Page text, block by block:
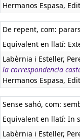
Hermanos Espasa,
De repent, com:
Equivalent en llatí:
Labèrnia i Esteller,
la correspondencia
Hermanos Espasa,
Sense sahó, com:
Equivalent en llatí: In
Labèrnia i Esteller,